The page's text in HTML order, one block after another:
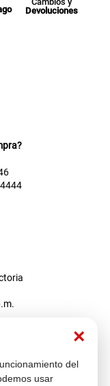
×
del
usar
Devoluciones